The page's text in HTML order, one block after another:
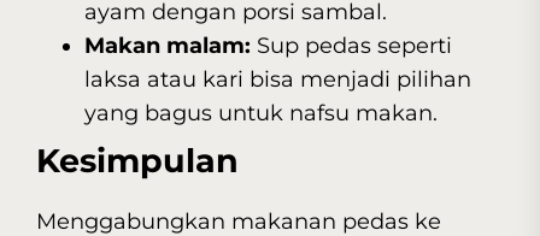
ayam dengan porsi sambal.
Makan malam: Sup pedas seperti
laksa atau kari bisa menjadi pilihan
yang bagus untuk nafsu makan.
Kesimpulan
Menggabungkan makanan pedas ke